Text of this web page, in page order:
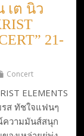
เต นิว
21-
Concert
ELEMENTS
รส ทัชใจแฟนๆ
ความมันส์สนุก